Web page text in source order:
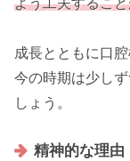
成長とともに口
今の時期は少し
しょう。
精神的な理由